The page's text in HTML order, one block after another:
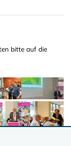
bitte auf die